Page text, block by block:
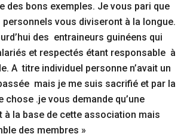
des bons exemples. Je vous pari que
vous diviseront à la longue.
des entraineurs guinéens qui
et respectés étant responsable à
A titre individuel personne n’avait un
mais je me suis sacrifié et par la
chose .je vous demande qu’une
à la base de cette association mais
des membres »